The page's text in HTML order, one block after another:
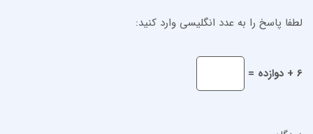
لطفا پاسخ را به عدد انگلیسی وارد کنید:
6 + دوازده =